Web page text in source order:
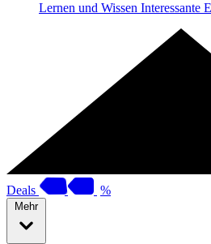
Lernen und Wissen Interessante
Deals %
Mehr